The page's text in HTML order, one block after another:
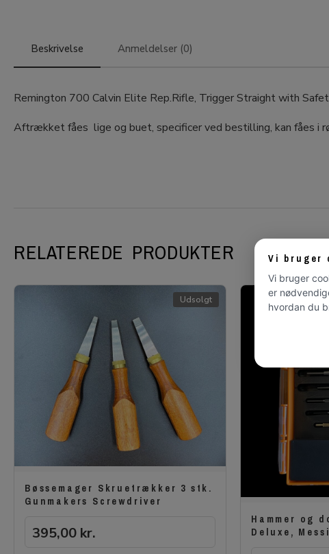
Beskrivelse Anmeldelser (0)
Remington 700 Calvin Elite Rep.Rifle, Trigger Straight with
Aftrækket fåes lige og buet, specificer ved bestilling, kan fåes i
RELATEREDE PRODUKTER
Udsolgt
Bøssemager Skruetrækker 3 stk.
Gunmakers Screwdriver
395,00 kr.
Hammer og
Deluxe,
Vi bruger
Vi bruger
er
hvordan du